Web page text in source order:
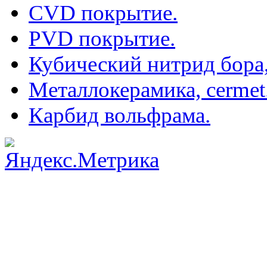
CVD покрытие.
PVD покрытие.
Кубический нитрид
Металлокерамика,
Карбид вольфрама.